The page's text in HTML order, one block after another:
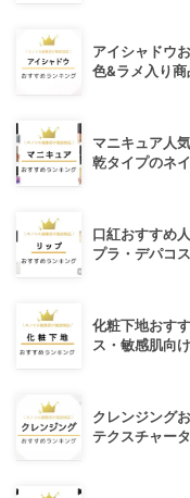
アイシャドウ
色&ラメ入り商
マニキュア人
乾タイプのネ
口紅おすすめ
プラ・デパコ
化粧下地おす
ス・敏感肌向
クレンジング
テクスチャー